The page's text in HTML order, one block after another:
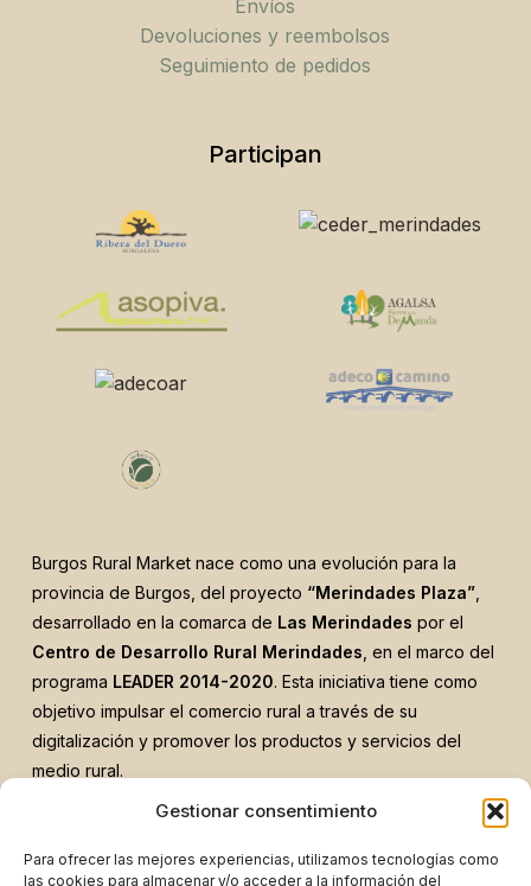
Gestionar consentimiento
Para ofrecer las mejores experiencias, utilizamos tecnologías como
las cookies para almacenar y/o acceder a la información del
Envíos
Devoluciones y reembolsos
Seguimiento de pedidos
Participan
Burgos Rural Market nace como una evolución para la
provincia de Burgos, del proyecto “Merindades Plaza”,
desarrollado en la comarca de Las Merindades por el
Centro de Desarrollo Rural Merindades , en el marco del
programa LEADER 2014-2020. Esta iniciativa tiene como
objetivo impulsar el comercio rural a través de su
digitalización y promover los productos y servicios del
medio rural.
El proyecto ha sido financiado gracias al apoyo de: